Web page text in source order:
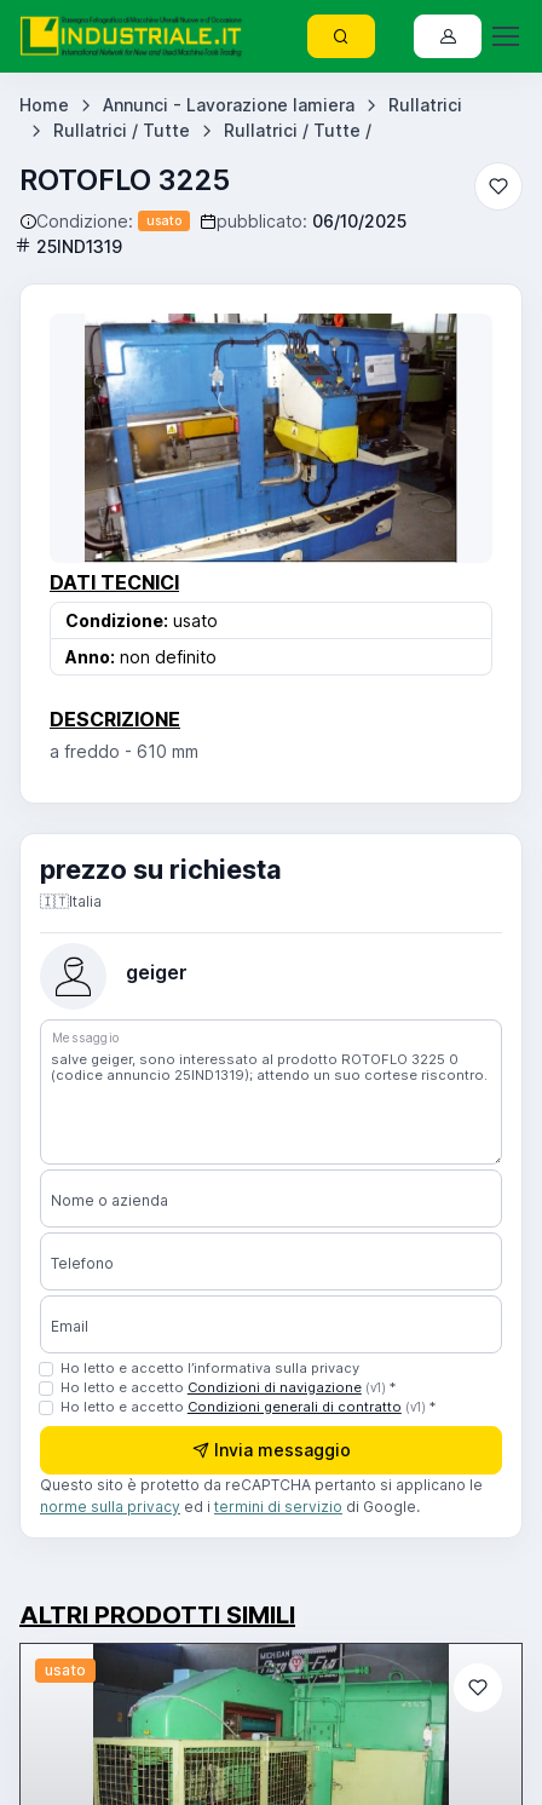
Home Annunci - Lavorazione lamiera
Rullatrici
Rullatrici / Tutte
Rullatrici / Tutte /
ROTOFLO 3225
Condizione: usato pubblicato: 06/10/2025
25IND1319
DATI TECNICI
Condizione: usato
Anno: non definito
DESCRIZIONE
a freddo - 610 mm
prezzo su richiesta
🇮🇹Italia
geiger
Messaggio
Nome o azienda
Telefono
Email
Ho letto e accetto l’informativa sulla privacy
Ho letto e accetto Condizioni di navigazione (v1) *
Ho letto e accetto Condizioni generali di contratto (v1) *
Invia messaggio
Questo sito è protetto da reCAPTCHA pertanto si applicano le
norme sulla privacy ed i termini di servizio di Google.
ALTRI PRODOTTI SIMILI
usato